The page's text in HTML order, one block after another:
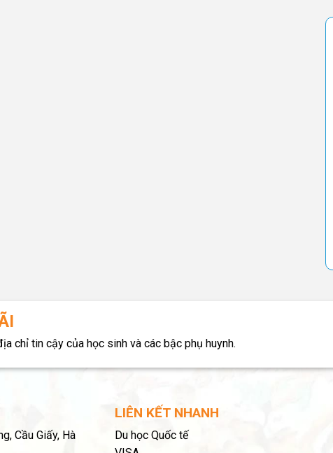
chỉ tin cậy của học sinh và các bậc phụ huynh.
Cầu Giấy, Hà
LIÊN KẾT NHANH
Du học Quốc tế